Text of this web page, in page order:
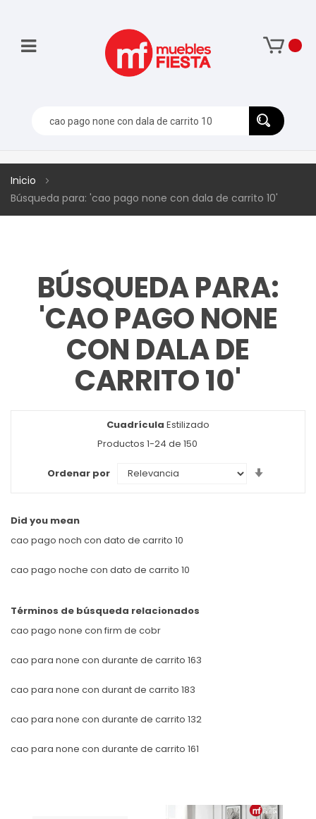
Inicio
Búsqueda para: 'cao pago none con dala de carrito 10'
BÚSQUEDA PARA:
'CAO PAGO NONE
CON DALA DE
CARRITO 10'
Ver
como
Cuadrícula Estilizado
Productos 1-24 de 150
Ordenar por
Did you mean
cao pago noch con dato de carrito 10
cao pago noche con dato de carrito 10
Términos de búsqueda relacionados
cao pago none con firm de cobr
cao para none con durante de carrito 163
cao para none con durant de carrito 183
cao para none con durante de carrito 132
cao para none con durante de carrito 161